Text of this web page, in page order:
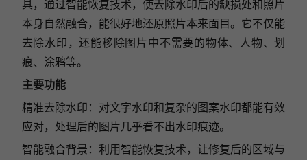
具，通过智能恢复技术，使去除水印后的缺损处和照片
本身自然融合，能很好地还原照片本来面目。它不仅能
去除水印，还能移除图片中不需要的物体、人物、划
痕、涂鸦等。
主要功能
精准去除水印：对文字水印和复杂的图案水印都能有效
应对，处理后的图片几乎看不出水印痕迹。
智能融合背景：利用智能恢复技术，让修复后的区域与